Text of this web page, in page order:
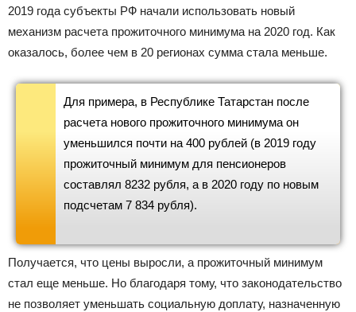
2019 года субъекты РФ начали использовать новый
механизм расчета прожиточного минимума на 2020 год. Как
оказалось, более чем в 20 регионах сумма стала меньше.
Для примера, в Республике Татарстан после
расчета нового прожиточного минимума он
уменьшился почти на 400 рублей (в 2019 году
прожиточный минимум для пенсионеров
составлял 8232 рубля, а в 2020 году по новым
подсчетам 7 834 рубля).
Получается, что цены выросли, а прожиточный минимум
стал еще меньше. Но благодаря тому, что законодательство
не позволяет уменьшать социальную доплату, назначенную